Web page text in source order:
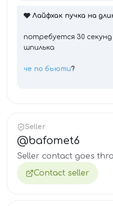
🩶 Лайфхак пучка на
потребуется 30
шпилька
че по бьюти?
Seller
@bafomet6
Seller contact goes
Contact seller